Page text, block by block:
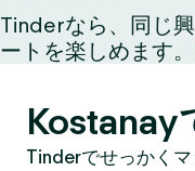
Tinderなら、同じ
ートを楽しめます
Kostanay
Tinderでせっかく